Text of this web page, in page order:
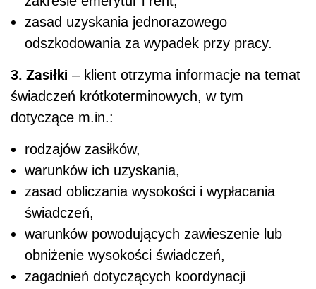
zasad uzyskania jednorazowego
odszkodowania za wypadek przy pracy.
3. Zasiłki – klient otrzyma informacje na temat
świadczeń krótkoterminowych, w tym
dotyczące m.in.:
rodzajów zasiłków,
warunków ich uzyskania,
zasad obliczania wysokości i wypłacania
świadczeń,
warunków powodujących zawieszenie lub
obniżenie wysokości świadczeń,
zagadnień dotyczących koordynacji